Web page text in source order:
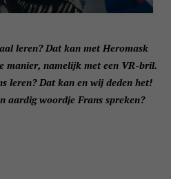
leren? Dat kan met Heromask
manier, namelijk met een VR-bril.
leren? Dat kan en wij deden het!
aardig woordje Frans spreken?